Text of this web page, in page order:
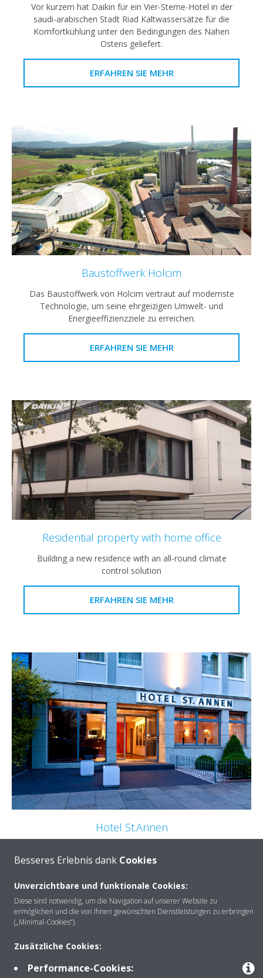
Vor kurzem hat Daikin für ein Vier-Sterne-Hotel in der
saudi-arabischen Stadt Riad Kaltwassersätze für die
Komfortkühlung unter den Bedingungen des Nahen
Ostens geliefert.
ERFAHREN SIE MEHR
Baustoffwerk Holcim
Das Baustoffwerk von Holcim vertraut auf modernste
Technologie, um seine ehrgeizigen Umwelt- und
Energieeffizienzziele zu erreichen.
ERFAHREN SIE MEHR
Residential property with home office
Building a new residence with an all-round climate
control solution
ERFAHREN SIE MEHR
Hotel St.Annen
Zentrum Hamburgs gelegen, lädt seine Gäste in ein
ERFAHREN SIE MEHR
Besseres Erlebnis dank Cookies
Unverzichtbare und funktionale Cookies:
Diese sind notwendig, um die Navigation auf unserer Website zu
ermöglichen und die von Ihnen gewünschten Dienstleistungen zu erbringen
(„Minimal-Cookies“).
Zusätzliche Cookies:
Performance-Cookies: